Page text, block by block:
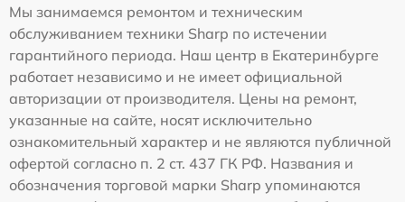
Мы занимаемся ремонтом и техническим
обслуживанием техники Sharp по истечении
гарантийного периода. Наш центр в Екатеринбурге
работает независимо и не имеет официальной
авторизации от производителя. Цены на ремонт,
указанные на сайте, носят исключительно
ознакомительный характер и не являются публичной
офертой согласно п. 2 ст. 437 ГК РФ. Названия и
обозначения торговой марки Sharp упоминаются